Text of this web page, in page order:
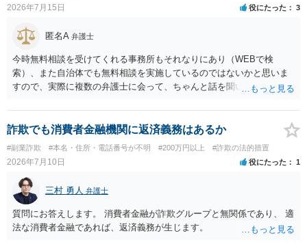
2026年7月15日 役にたった 3
匿名A 弁護士
今時無料相談を受けてくれる事務所もそれなりにあり（WEBで検
索）、また自治体でも無料相談を実施しているのではないかと思いま
すので、実際に複数の弁護士に会って、ちゃんと話を聞いてくれる
はそもそも事案を把握できていないようですので、御相談の案件につ
いては弁護士として能力不足なのかもしれません。相手にしない方が
良いと思います。ただ、仮想通貨詐欺の被害回復は現実的には難しい
かもしれません。
詐欺でも消費者金融機関に返済義務はあるか
#副業詐欺 #本名・住所・電話番号が不明 #200万円以上 #詐欺の法的措置
2026年7月10日 役にたった 1
三村 勇人 弁護士
質問にお答えします。 消費者金融が詐欺グループと無関係であり、 適
法な消費者金融であれば、返済義務が生じます。